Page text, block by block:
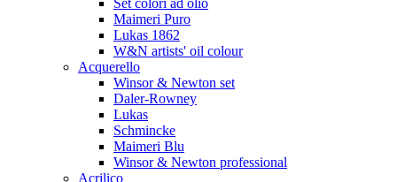
Set colori ad olio
Maimeri Puro
Lukas 1862
W&N artists' oil colour
Acquerello
Winsor & Newton set
Daler-Rowney
Lukas
Schmincke
Maimeri Blu
Winsor & Newton professional
Acrilico